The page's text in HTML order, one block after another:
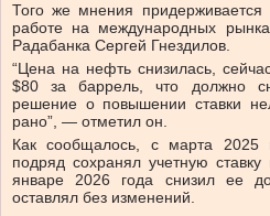
Того же мнения придерживается
работе на международных
Радабанка Сергей Гнездилов.
“Цена на нефть снизилась,
$80 за баррель, что должно
решение о повышении ставки
рано”, — отметил он.
Как сообщалось, с марта 2025
подряд сохранял учетную
январе 2026 года снизил ее
оставлял без изменений.